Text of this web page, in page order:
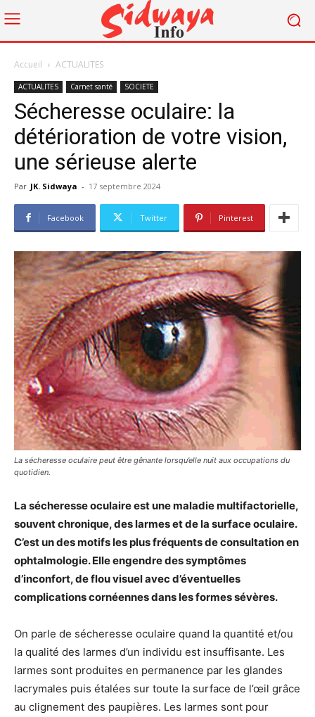
Accueil ACTUALITES
ACTUALITES Carnet santé SOCIETE
Sécheresse oculaire: la
détérioration de votre vision,
une sérieuse alerte
Par JK. Sidwaya - 17 septembre 2024
Facebook Twitter Pinterest
La sécheresse oculaire peut être gênante lorsqu’elle nuit aux occupations du
quotidien.
La sécheresse oculaire est une maladie multifactorielle,
souvent chronique, des larmes et de la surface oculaire.
C’est un des motifs les plus fréquents de consultation en
ophtalmologie. Elle engendre des symptômes
d’inconfort, de flou visuel avec d’éventuelles
complications cornéennes dans les formes sévères.
On parle de sécheresse oculaire quand la quantité et/ou
la qualité des larmes d’un individu est insuffisante. Les
larmes sont produites en permanence par les glandes
lacrymales puis étalées sur toute la surface de l’œil grâce
au clignement des paupières. Les larmes sont pour